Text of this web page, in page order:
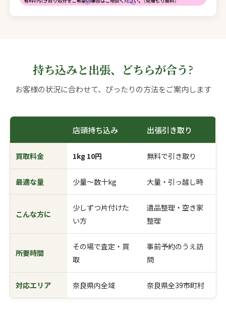
持ち込みと出張、どちらが合う?
お客様の状況に合わせて、ぴったりの方法をご案内します
店頭持ち込み 出張引き取り
買取料金 1kg 10円 無料で引き取り
最適な量 少量〜数十kg 大量・引っ越し時
こんな方に
少しずつ片付けた
い方
遺品整理・空き家
整理
所要時間
その場で査定・買
取
事前予約のうえ訪
問
対応エリア 奈良県内全域 奈良県全39市町村